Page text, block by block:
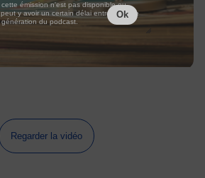
Regarder la vidéo
émission n'est pas disponible ou
y avoir un certain délai entre la fin de
du podcast.
Ok